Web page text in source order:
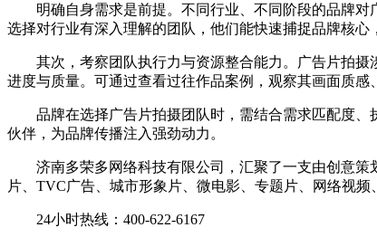
明确自身需求是前提。不同行业、不同阶段的品牌对
选择对行业有深入理解的团队，他们能快速捕捉品牌核
其次，考察团队执行力与资源整合能力。广告片拍摄
进度与质量。可通过查看过往作品案例，观察其画面质感
品牌在选择广告片拍摄团队时，需结合需求匹配度、
伙伴，为品牌传播注入强劲动力。
济南多荣多网络科技有限公司，汇聚了一支由创意策
片、TVC广告、城市形象片、微电影、专题片、网络视
24小时热线：400-622-6167